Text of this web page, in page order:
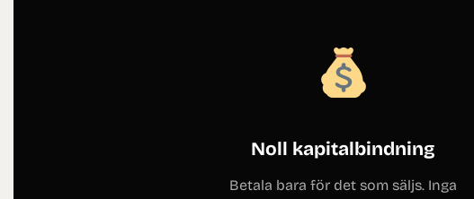
Noll kapitalbindning
Betala bara för det som säljs. Inga